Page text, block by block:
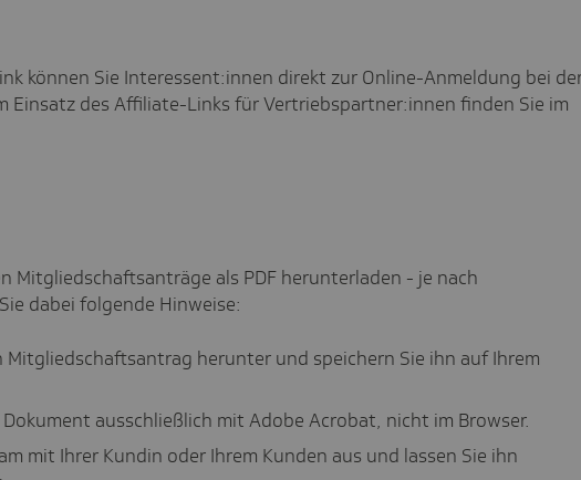
können Sie Interessent:innen direkt zur Online-Anmeldung bei
Einsatz des Affiliate-Links für Vertriebspartner:innen finden Sie im
Mitgliedschaftsanträge als PDF herunterladen - je nach
dabei folgende Hinweise:
Mitgliedschaftsantrag herunter und speichern Sie ihn auf Ihrem
ausschließlich mit Adobe Acrobat, nicht im Browser.
mit Ihrer Kundin oder Ihrem Kunden aus und lassen Sie ihn